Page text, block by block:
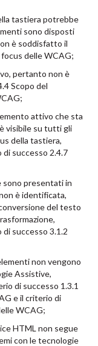
tastiera potrebbe
sono disposti
è soddisfatto il
delle WCAG;
pertanto non è
Scopo del
attivo che sta
visibile su tutti gli
della tastiera,
successo 2.4.7
sono presentati in
è identificata,
del testo
successo 3.1.2
non vengono
Assistive,
di successo 1.3.1
e il criterio di
WCAG;
HTML non segue
con le tecnologie